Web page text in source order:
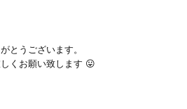
とうございます。
くお願い致します 😛